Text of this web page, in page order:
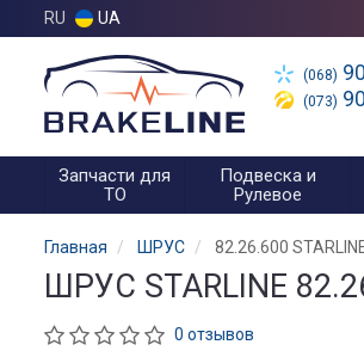
RU UA
(068)
(073)
Запчасти для
ТО
Подвеска и
Рулевое
Главная ШРУС 82.26.600
ШРУС STARLINE
0 отзывов